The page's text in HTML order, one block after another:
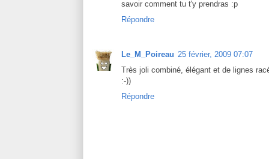
savoir comment tu t'y prendras :p
Répondre
Le_M_Poireau 25 février, 2009 07:07
Très joli combiné, élégant et de lignes
:-))
Répondre